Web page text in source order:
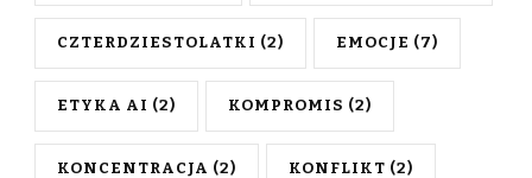
CZTERDZIESTOLATKI (2) EMOCJE (7)
ETYKA AI (2) KOMPROMIS (2)
KONCENTRACJA (2) KONFLIKT (2)